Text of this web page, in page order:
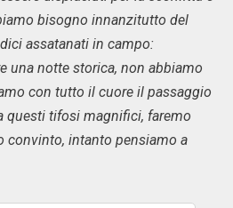
bisogno innanzitutto del
assatanati in campo:
una notte storica, non abbiamo
con tutto il cuore il passaggio
questi tifosi magnifici, faremo
convinto, intanto pensiamo a